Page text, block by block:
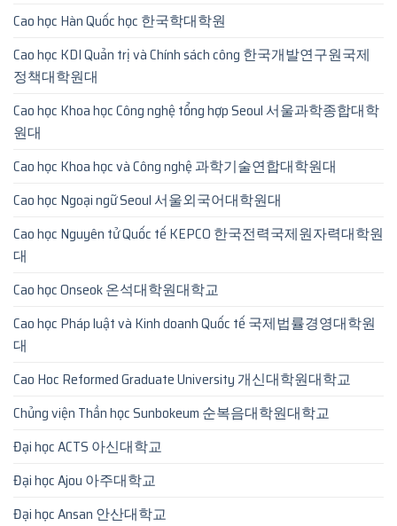
Cao học Hàn Quốc học 한국학대학원
Cao học KDI Quản trị và Chính sách công 한국개발연구원국제
정책대학원대
Cao học Khoa học Công nghệ tổng hợp Seoul 서울과학종합대학
원대
Cao học Khoa học và Công nghệ 과학기술연합대학원대
Cao học Ngoại ngữ Seoul 서울외국어대학원대
Cao học Nguyên tử Quốc tế KEPCO 한국전력국제원자력대학원
대
Cao học Onseok 온석대학원대학교
Cao học Pháp luật và Kinh doanh Quốc tế 국제법률경영대학원
대
Cao Hoc Reformed Graduate University 개신대학원대학교
Chủng viện Thần học Sunbokeum 순복음대학원대학교
Đại học ACTS 아신대학교
Đại học Ajou 아주대학교
Đại học Ansan 안산대학교